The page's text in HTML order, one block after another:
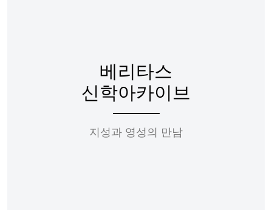
베리타스
신학아카이브
지성과 영성의 만남